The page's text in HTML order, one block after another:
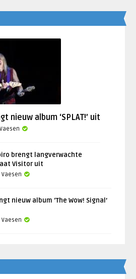
nieuw album ‘SPLAT!’ uit
brengt langverwachte
Visitor uit
Vaesen
nieuw album ‘The Wow! Signal’
Vaesen